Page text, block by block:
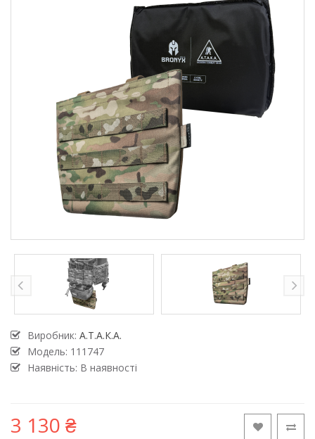
Виробник: А.Т.А.К.А.
Модель: 111747
Наявність: В наявності
3 130 ₴